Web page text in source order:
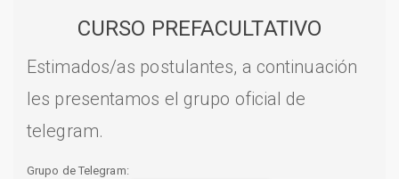
CURSO PREFACULTATIVO
Estimados/as postulantes, a continuación
les presentamos el grupo oficial de
telegram.
Grupo de Telegram: